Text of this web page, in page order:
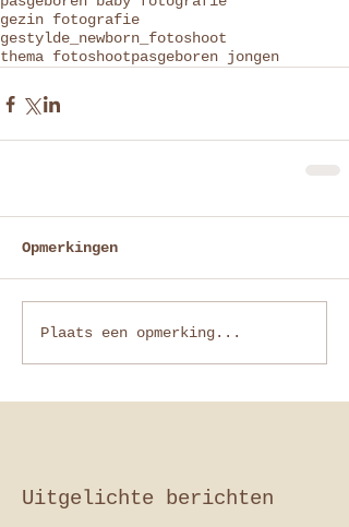
gezin fotografie
gestylde_newborn_fotoshoot
thema fotoshootpasgeboren jongen
Opmerkingen
Plaats een opmerking...
Uitgelichte berichten